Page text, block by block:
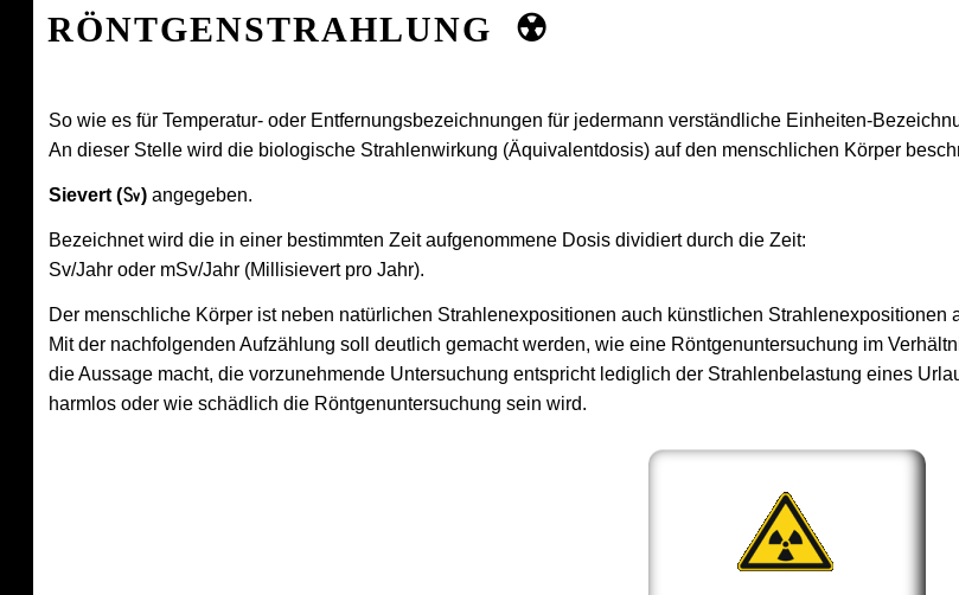
RÖNTGENSTRAHLUNG ☢️
So wie es für Temperatur- oder Entfernungsbezeichnungen für jedermann verständliche Einheiten-
An dieser Stelle wird die biologische Strahlenwirkung (Äquivalentdosis) auf den menschlichen Körper
Sievert (㏜) angegeben.
Bezeichnet wird die in einer bestimmten Zeit aufgenommene Dosis dividiert durch die Zeit:
Sv/Jahr oder mSv/Jahr (Millisievert pro Jahr).
Der menschliche Körper ist neben natürlichen Strahlenexpositionen auch künstlichen
Mit der nachfolgenden Aufzählung soll deutlich gemacht werden, wie eine Röntgenuntersuchung im
die Aussage macht, die vorzunehmende Untersuchung entspricht lediglich der Strahlenbelastung eines
harmlos oder wie schädlich die Röntgenuntersuchung sein wird.